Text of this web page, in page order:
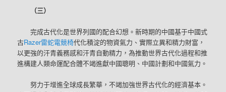
（三）
完成古代化是世界列國的配合幻想。新時期的中國基于中國式
古Razer雷蛇電競椅代化積淀的物資氣力、實際立異和精力財富，
以更強的汗青義務感和汗青自動精力，為推動世界古代化過程和推
進構建人類命運配合體不竭進獻中國聰明、中國計劃和中國氣力。
努力于增進全球成長繁華，不竭加強世界古代化的經濟基本。